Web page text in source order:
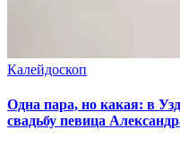
Калейдоскоп
Одна пара, но какая: в
свадьбу певица